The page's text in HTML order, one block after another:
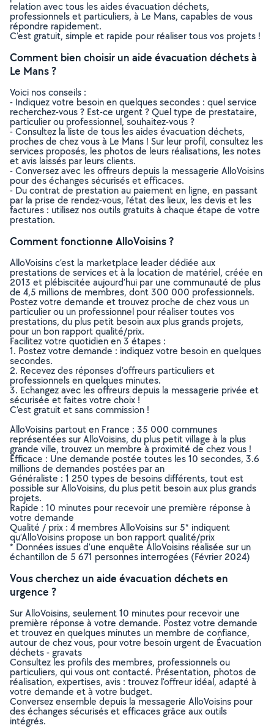
relation avec tous les aides évacuation déchets,
professionnels et particuliers, à Le Mans, capables de vous
répondre rapidement.
C’est gratuit, simple et rapide pour réaliser tous vos projets !
Comment bien choisir un aide évacuation déchets à
Le Mans ?
Voici nos conseils :
- Indiquez votre besoin en quelques secondes : quel service
recherchez-vous ? Est-ce urgent ? Quel type de prestataire,
particulier ou professionnel, souhaitez-vous ?
- Consultez la liste de tous les aides évacuation déchets,
proches de chez vous à Le Mans ! Sur leur profil, consultez les
services proposés, les photos de leurs réalisations, les notes
et avis laissés par leurs clients.
- Conversez avec les offreurs depuis la messagerie AlloVoisins
pour des échanges sécurisés et efficaces.
- Du contrat de prestation au paiement en ligne, en passant
par la prise de rendez-vous, l’état des lieux, les devis et les
factures : utilisez nos outils gratuits à chaque étape de votre
prestation.
Comment fonctionne AlloVoisins ?
AlloVoisins c’est la marketplace leader dédiée aux
prestations de services et à la location de matériel, créée en
2013 et plébiscitée aujourd’hui par une communauté de plus
de 4,5 millions de membres, dont 300 000 professionnels.
Postez votre demande et trouvez proche de chez vous un
particulier ou un professionnel pour réaliser toutes vos
prestations, du plus petit besoin aux plus grands projets,
pour un bon rapport qualité/prix.
Facilitez votre quotidien en 3 étapes :
1. Postez votre demande : indiquez votre besoin en quelques
secondes.
2. Recevez des réponses d’offreurs particuliers et
professionnels en quelques minutes.
3. Echangez avec les offreurs depuis la messagerie privée et
sécurisée et faites votre choix !
C’est gratuit et sans commission !
AlloVoisins partout en France : 35 000 communes
représentées sur AlloVoisins, du plus petit village à la plus
grande ville, trouvez un membre à proximité de chez vous !
Efficace : Une demande postée toutes les 10 secondes, 3.6
millions de demandes postées par an
Généraliste : 1 250 types de besoins différents, tout est
possible sur AlloVoisins, du plus petit besoin aux plus grands
projets.
Rapide : 10 minutes pour recevoir une première réponse à
votre demande
Qualité / prix : 4 membres AlloVoisins sur 5* indiquent
qu’AlloVoisins propose un bon rapport qualité/prix
* Données issues d’une enquête AlloVoisins réalisée sur un
échantillon de 5 671 personnes interrogées (Février 2024)
Vous cherchez un aide évacuation déchets en
urgence ?
Sur AlloVoisins, seulement 10 minutes pour recevoir une
première réponse à votre demande. Postez votre demande
et trouvez en quelques minutes un membre de confiance,
autour de chez vous, pour votre besoin urgent de Évacuation
déchets - gravats
Consultez les profils des membres, professionnels ou
particuliers, qui vous ont contacté. Présentation, photos de
réalisation, expertises, avis : trouvez l'offreur idéal, adapté à
votre demande et à votre budget.
Conversez ensemble depuis la messagerie AlloVoisins pour
des échanges sécurisés et efficaces grâce aux outils
intégrés.